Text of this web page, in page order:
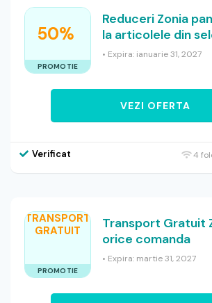
50%
PROMOTIE
Reduceri Zonia
la articolele din
• Expira: ianuarie 31, 2027
VEZI OFERTA
Verificat 4
TRANSPORT
GRATUIT
PROMOTIE
Transport Gratuit
orice comanda
• Expira: martie 31, 2027